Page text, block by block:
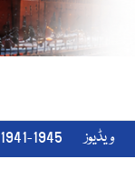
ویڈیوز 1941-1945-دوسری-جنگ-عظیم